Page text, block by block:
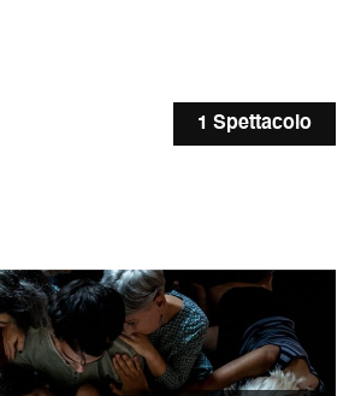
1 Spettacolo